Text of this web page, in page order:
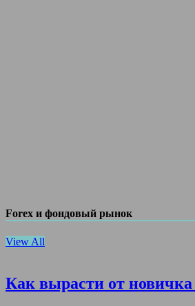
Forex и фондовый рынок
View All
Как вырасти от